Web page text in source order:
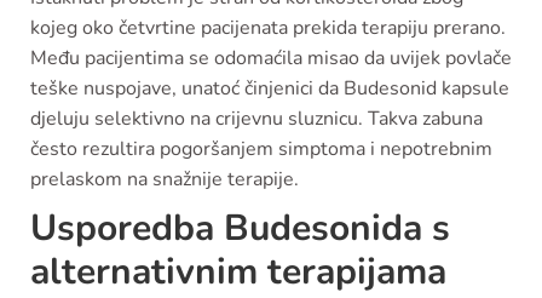
kojeg oko četvrtine pacijenata prekida terapiju prerano.
Među pacijentima se odomaćila misao da uvijek povlače
teške nuspojave, unatoć činjenici da Budesonid kapsule
djeluju selektivno na crijevnu sluznicu. Takva zabuna
često rezultira pogoršanjem simptoma i nepotrebnim
prelaskom na snažnije terapije.
Usporedba Budesonida s
alternativnim terapijama